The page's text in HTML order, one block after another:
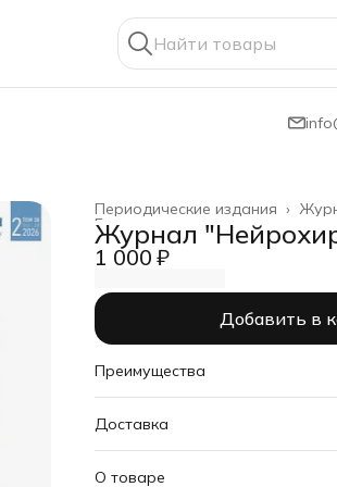
Периодические издания ›
Главная
Журнал
1 000 ₽
Добавить в
Преимущества
Оплата частями в Сплит
Доставка в пункты выдачи
Удобный возврат
Доставка
О товаре